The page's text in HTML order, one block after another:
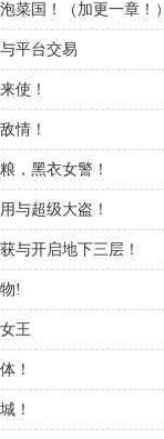
菜国！（加更一章！）
平台交易
使！
情！
，黑衣女警！
与超级大盗！
与开启地下三层！
!
王
！
！